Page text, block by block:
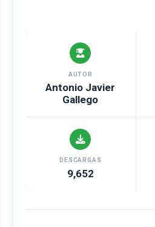
AUTOR
Antonio Javier
Gallego
DESCARGAS
9,652